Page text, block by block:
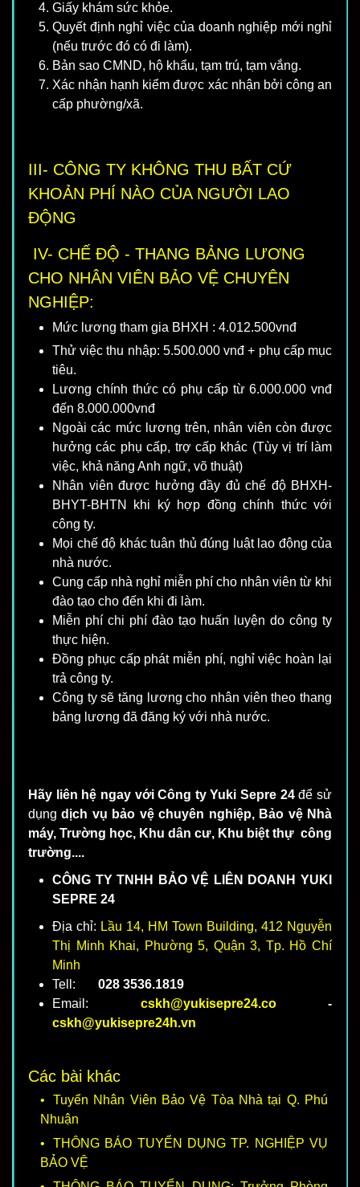
Giấy khám sức khỏe.
Quyết định nghỉ việc của doanh nghiệp mới nghỉ
(nếu trước đó có đi làm).
Bản sao CMND, hộ khẩu, tạm trú, tạm vắng.
Xác nhận hạnh kiểm được xác nhận bởi công an
cấp phường/xã.
III- CÔNG TY KHÔNG THU BẤT CỨ
KHOẢN PHÍ NÀO CỦA NGƯỜI LAO
ĐỘNG
IV- CHẾ ĐỘ - THANG BẢNG LƯƠNG
CHO NHÂN VIÊN BẢO VỆ CHUYÊN
NGHIỆP:
Mức lương tham gia BHXH : 4.012.500vnđ
Thử việc thu nhập: 5.500.000 vnđ + phụ cấp mục
tiêu.
Lương chính thức có phụ cấp từ 6.000.000 vnđ
đến 8.000.000vnđ
Ngoài các mức lương trên, nhân viên còn được
hưởng các phụ cấp, trợ cấp khác (Tùy vị trí làm
việc, khả năng Anh ngữ, võ thuật)
Nhân viên được hưởng đầy đủ chế độ BHXH-
BHYT-BHTN khi ký hợp đồng chính thức với
công ty.
Mọi chế độ khác tuân thủ đúng luật lao động của
nhà nước.
Cung cấp nhà nghỉ miễn phí cho nhân viên từ khi
đào tạo cho đến khi đi làm.
Miễn phí chi phí đào tạo huấn luyện do công ty
thực hiện.
Đồng phục cấp phát miễn phí, nghỉ việc hoàn lại
trả công ty.
Công ty sẽ tăng lương cho nhân viên theo thang
bảng lương đã đăng ký với nhà nước.
Hãy liên hệ ngay với Công ty Yuki Sepre 24để sử
dụngdịch vụ bảo vệ chuyên nghiệp, Bảo vệ Nhà
máy, Trường học, Khu dân cư, Khu biệt thự công
trường....
CÔNG TY TNHH BẢO VỆ LIÊN DOANH YUKI
SEPRE 24
Địa chỉ: Lầu 14, HM Town Building, 412 Nguyễn
Thị Minh Khai, Phường 5, Quận 3, Tp. Hồ Chí
Minh
Tell:
028 3536.1819
Email:
cskh@yukisepre24.co-
cskh@yukisepre24h.vn
Các bài khác
Tuyển Nhân Viên Bảo Vệ Tòa Nhà tại Q. Phú
Nhuận
THÔNG BÁO TUYỂN DỤNG TP. NGHIỆP VỤ
BẢO VỆ